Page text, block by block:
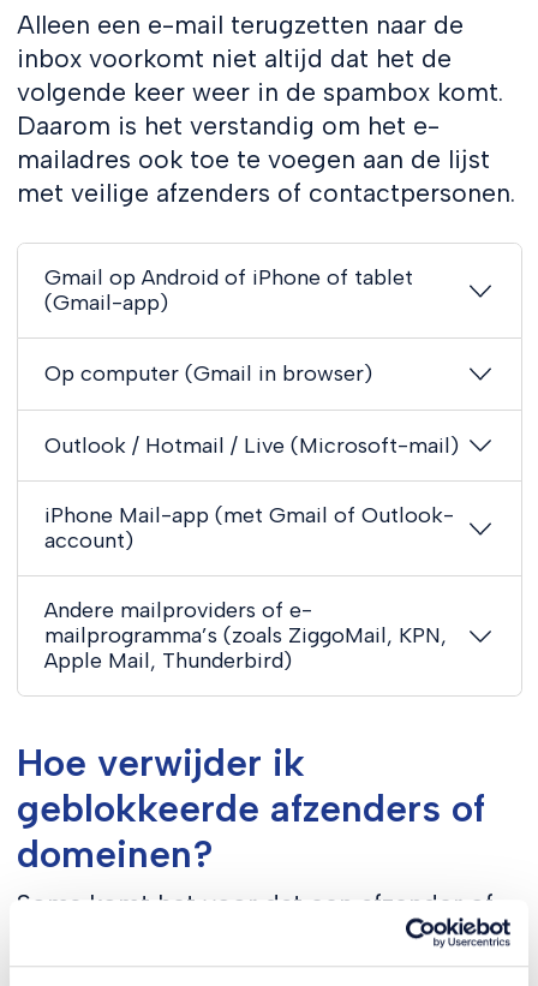
Alleen een e-mail terugzetten naar de
inbox voorkomt niet altijd dat het de
volgende keer weer in de spambox komt.
Daarom is het verstandig om het e-
mailadres ook toe te voegen aan de lijst
met veilige afzenders of contactpersonen.
Gmail op Android of iPhone of tablet
(Gmail-app)
Op computer (Gmail in browser)
Outlook / Hotmail / Live (Microsoft-mail)
iPhone Mail-app (met Gmail of Outlook-
account)
Andere mailproviders of e-
mailprogramma’s (zoals ZiggoMail, KPN,
Apple Mail, Thunderbird)
Hoe verwijder ik
geblokkeerde afzenders of
domeinen?
Soms komt het voor dat een afzender of
e-mailadres per ongeluk is geblokkeerd.
Hierdoor komen hun e-mails automatisch